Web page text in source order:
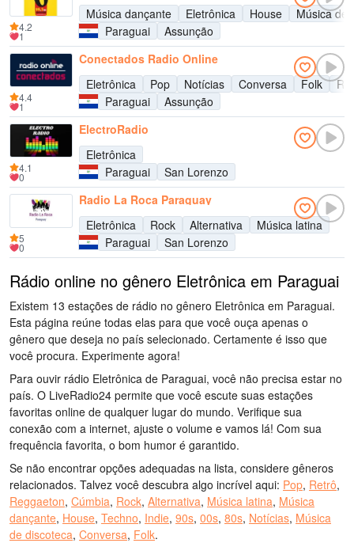
Música dançante
Eletrônica House
Música de
Paraguai
Assunção
4.2
1
Conectados Radio Online
Eletrônica
Pop Notícias Conversa Folk
Paraguai
Assunção
4.4
1
ElectroRadio
Eletrônica
Paraguai
San Lorenzo
4.1
0
Radio La Roca Paraguay
Eletrônica
Rock Alternativa
Música latina
Paraguai
San Lorenzo
5
0
Rádio online no gênero Eletrônica em Paraguai
Existem 13 estações de rádio no gênero Eletrônica em Paraguai.
Esta página reúne todas elas para que você ouça apenas o
gênero que deseja no país selecionado. Certamente é isso que
você procura. Experimente agora!
Para ouvir rádio Eletrônica de Paraguai, você não precisa estar no
país. O LiveRadio24 permite que você escute suas estações
favoritas online de qualquer lugar do mundo. Verifique sua
conexão com a internet, ajuste o volume e vamos lá! Com sua
frequência favorita, o bom humor é garantido.
Se não encontrar opções adequadas na lista, considere gêneros
relacionados. Talvez você descubra algo incrível aqui: Pop, Retrô,
Reggaeton, Cúmbia, Rock, Alternativa, Música latina, Música
dançante, House, Techno, Indie, 90s, 00s, 80s, Notícias, Música
de discoteca, Conversa, Folk.